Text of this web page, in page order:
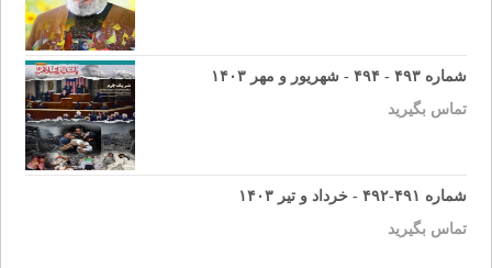
شماره ۴۹۳ - ۴۹۴ - شهریور و مهر ۱۴۰۳
تماس بگیرید
شماره ۴۹۱-۴۹۲ - خرداد و تیر ۱۴۰۳
تماس بگیرید